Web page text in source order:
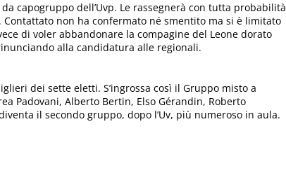
capogruppo dell’Uvp. Le rassegnerà con tutta probabilità
non ha confermato né smentito ma si è limitato
di voler abbandonare la compagine del Leone dorato
alla candidatura alle regionali.
dei sette eletti. S’ingrossa così il Gruppo misto a
Padovani, Alberto Bertin, Elso Gérandin, Roberto
il secondo gruppo, dopo l’Uv, più numeroso in aula.